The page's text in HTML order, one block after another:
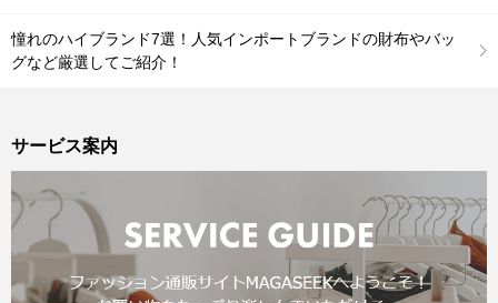
憧れのハイブランド7選！人気インポートブランドの財布やバッ
グなど厳選してご紹介！
サービス案内